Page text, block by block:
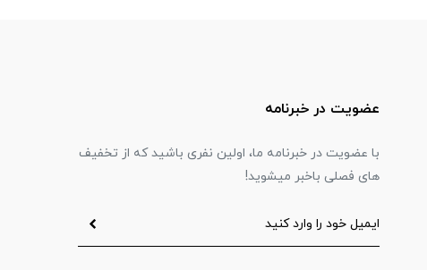
عضویت در خبرنامه
با عضویت در خبرنامه ما، اولین نفری باشید که از تخفیف
های فصلی باخبر میشوید!